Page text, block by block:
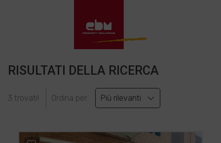
RISULTATI DELLA RICERCA
3 trovati! Ordina per: Più rilevanti